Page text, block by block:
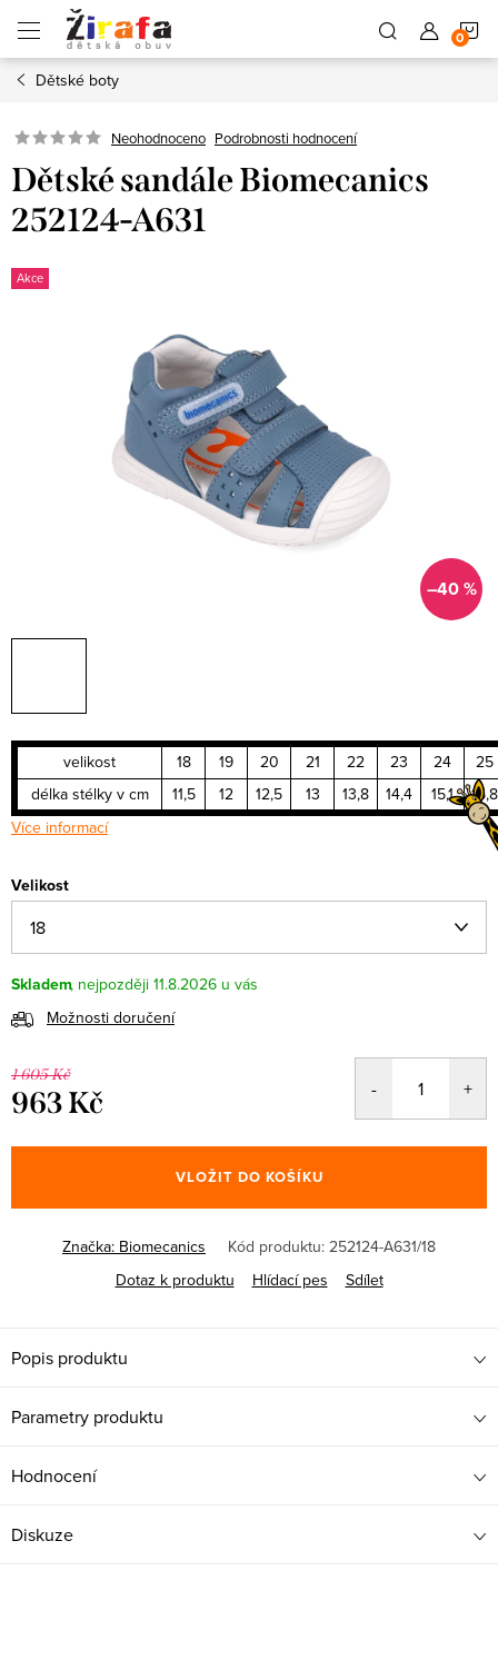
obsah
Dětské boty
Neohodnoceno Podrobnosti hodnocení
Dětské sandále Biomecanics
252124-A631
Akce
–40 %
velikost 18 19 20 21 22 23 24
25
délka stélky v cm
11,5 12 12,5 13 13,8 14,4 15,1
15,8
Více informací
Velikost
Skladem
11.8.2026
Možnosti doručení
1 605 Kč
963 Kč
cena:
VLOŽIT DO KOŠÍKU
Značka: Biomecanics Kód produktu: 252124-A631/18
Dotaz k produktu
Hlídací pes Sdílet
Popis produktu
Parametry produktu
Hodnocení
Diskuze